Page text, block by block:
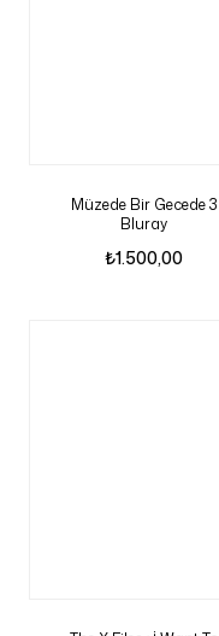
Müzede Bir Gecede 3
Bluray
₺1.500,00